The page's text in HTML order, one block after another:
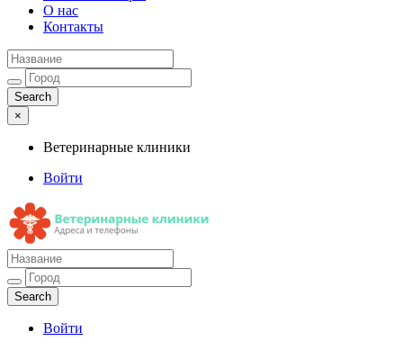
О нас
Контакты
×
Ветеринарные клиники
Войти
Ветеринарные клиники
Адреса и телефоны
Войти